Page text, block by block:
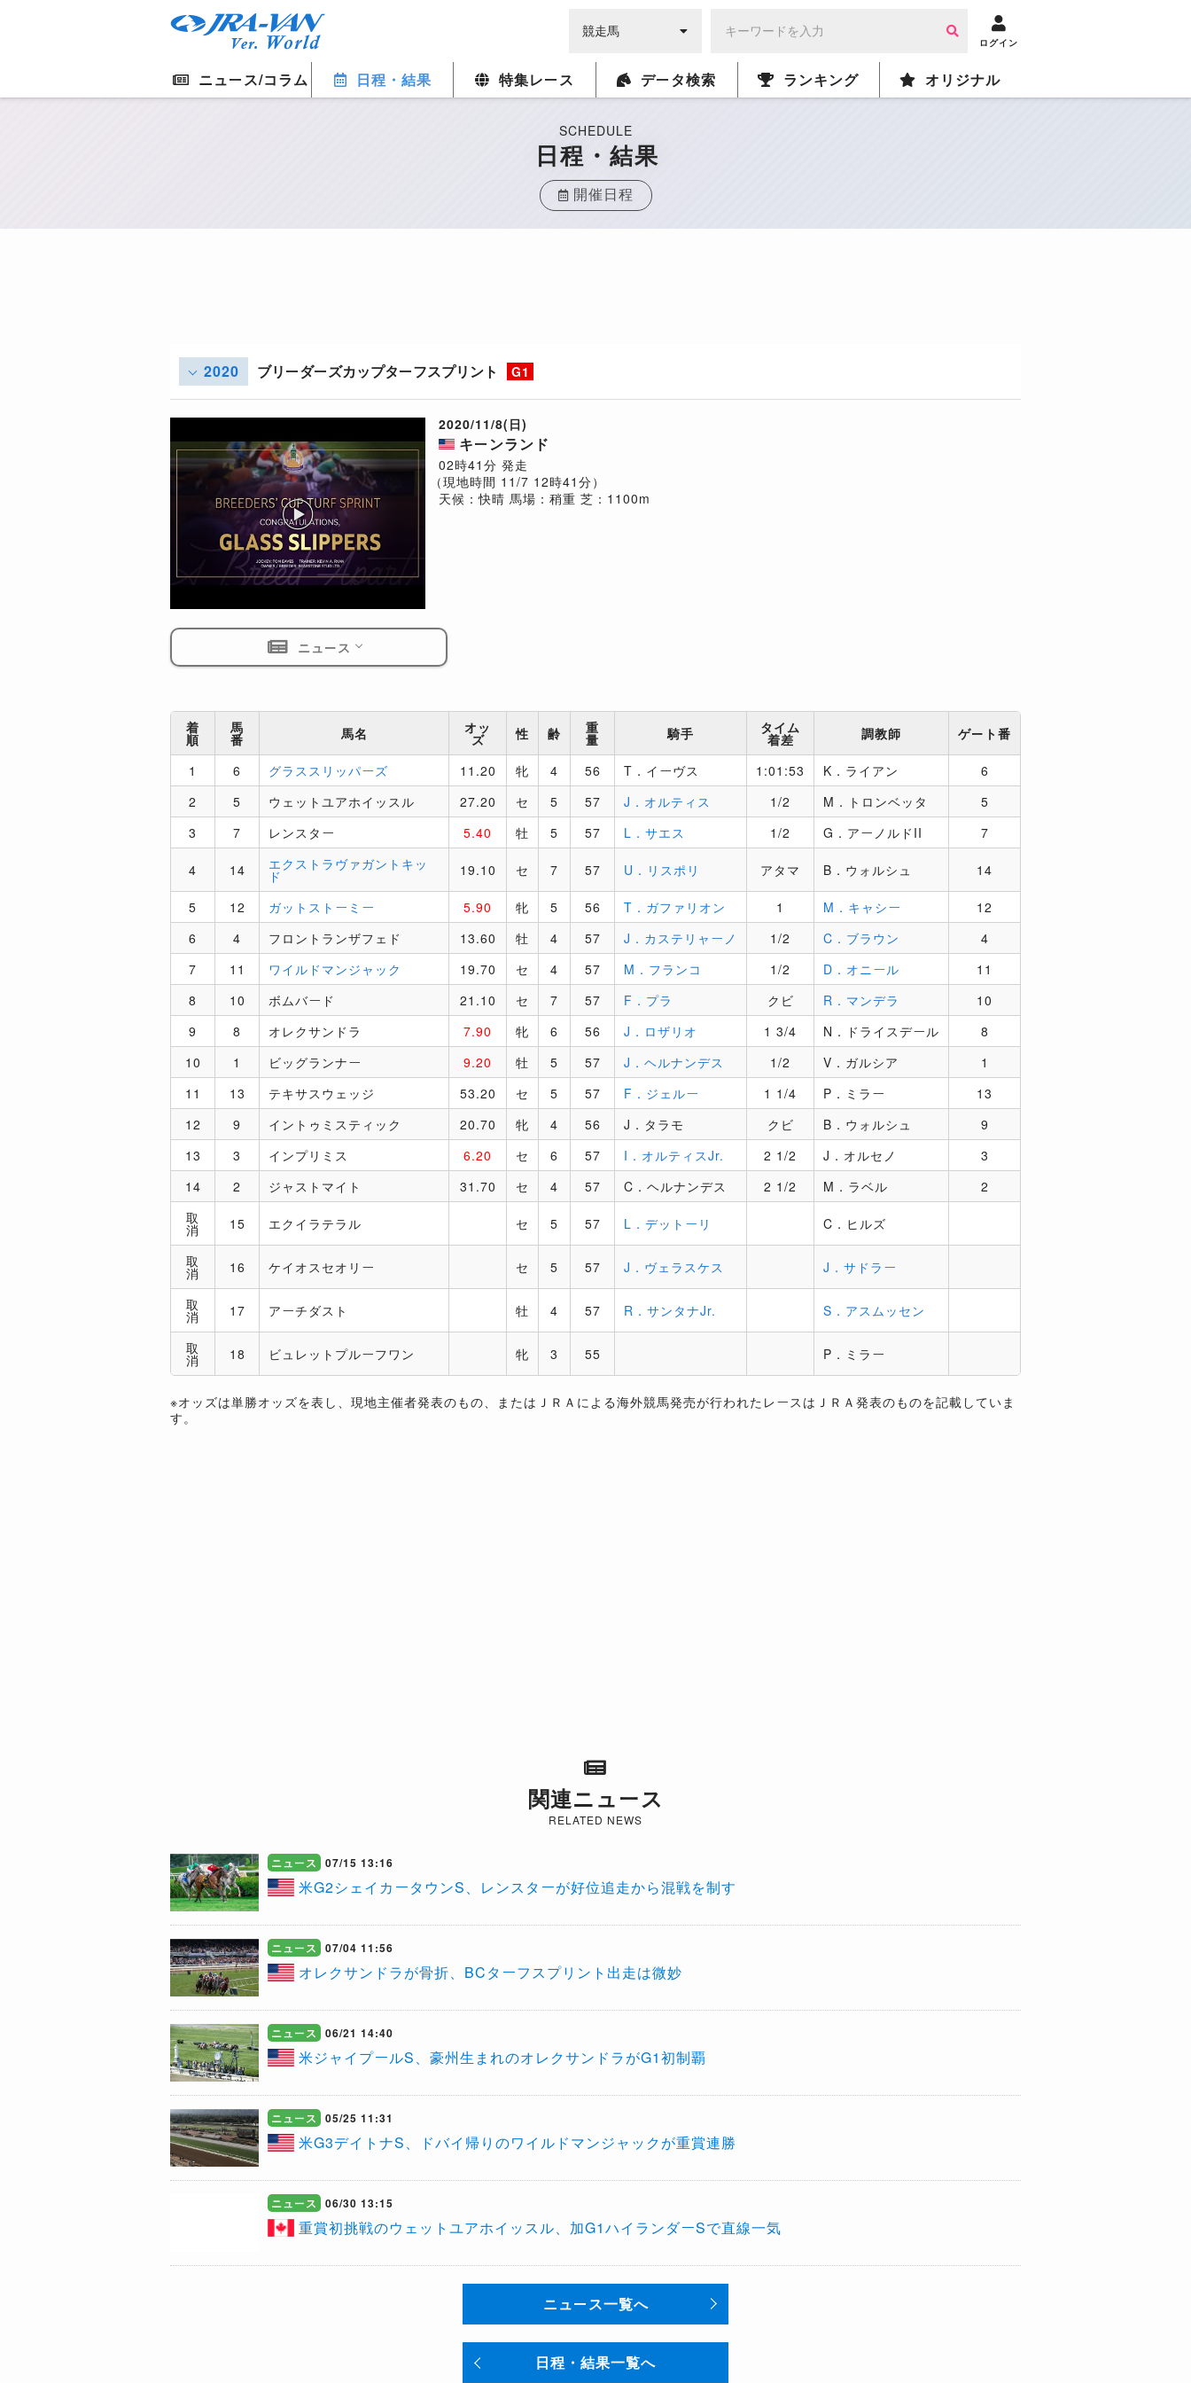
ログイン
ニュース/コラム 日程・結果 特集レース データ検索 ランキング オリジナル
SCHEDULE
日程・結果
開催日程
2020 ブリーダーズカップターフスプリント G1
2020/11/8(日)
キーンランド
02時41分 発走
（現地時間 11/7 12時41分）
天候：快晴 馬場：稍重 芝：1100m
ニュース
着
順
馬
番 馬名 オッ
ズ 性 齢 重
量 騎手 タイム
着差 調教師 ゲート番
1 6 グラススリッパーズ 11.20 牝 4 56 T．イーヴス 1:01:53 K．ライアン
6
2
5 ウェットユアホイッスル 27.20 セ 5 57 J．オルティス 1/2 M．トロンベッタ
5
3
7 レンスター 5.40 牡 5 57 L．サエス 1/2 G．アーノルドII 7
4 14 エクストラヴァガントキッ
ド 19.10 セ 7 57 U．リスポリ アタマ B．ウォルシュ 14
5 12 ガットストーミー 5.90 牝 5 56 T．ガファリオン 1 M．キャシー
12
6
4 フロントランザフェド 13.60 牡 4 57 J．カステリャーノ 1/2 C．ブラウン
4
7
11 ワイルドマンジャック 19.70 セ 4 57 M．フランコ 1/2 D．オニール
11
8
10 ボムバード 21.10 セ 7 57 F．プラ クビ R．マンデラ
10
9
8 オレクサンドラ 7.90 牝 6 56 J．ロザリオ 1 3/4 N．ドライスデール
8
10
1 ビッグランナー 9.20 牡 5 57 J．ヘルナンデス 1/2 V．ガルシア
1
11
13 テキサスウェッジ 53.20 セ 5 57 F．ジェルー 1 1/4 P．ミラー
13
12
9 イントゥミスティック 20.70 牝 4 56 J．タラモ クビ B．ウォルシュ
9
13
3 インプリミス 6.20 セ 6 57 I．オルティスJr. 2 1/2 J．オルセノ
3
14
2 ジャストマイト 31.70 セ 4 57 C．ヘルナンデス 2 1/2 M．ラベル
2
取
消 15 エクイラテラル セ 5 57 L．デットーリ C．ヒルズ
取
消 16 ケイオスセオリー セ 5 57 J．ヴェラスケス J．サドラー
取
消 17 アーチダスト 牡 4 57 R．サンタナJr. S．アスムッセン
取
消 18 ビュレットプルーフワン 牝 3 55 P．ミラー
※オッズは単勝オッズを表し、現地主催者発表のもの、またはＪＲＡによる海外競馬発売が行われたレースはＪＲＡ発表のものを記載していま
す。
関連ニュース
RELATED NEWS
ニュース 07/15 13:16
米G2シェイカータウンS、レンスターが好位追走から混戦を制す
ニュース 07/04 11:56
オレクサンドラが骨折、BCターフスプリント出走は微妙
ニュース 06/21 14:40
米ジャイプールS、豪州生まれのオレクサンドラがG1初制覇
ニュース 05/25 11:31
米G3デイトナS、ドバイ帰りのワイルドマンジャックが重賞連勝
ニュース 06/30 13:15
重賞初挑戦のウェットユアホイッスル、加G1ハイランダーSで直線一気
ニュース一覧へ
日程・結果一覧へ